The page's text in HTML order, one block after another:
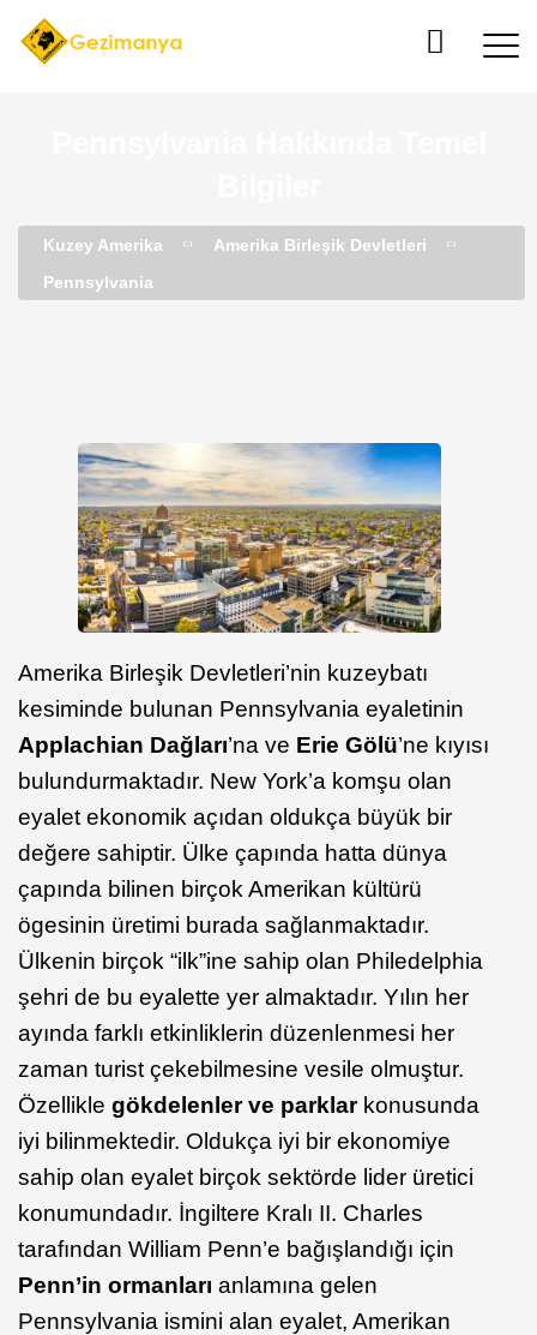
Kuzey Amerika
Amerika Birleşik Devletleri
Pennsylvania
Amerika Birleşik Devletleri’nin kuzeybatı
kesiminde bulunan Pennsylvania eyaletinin
Applachian Dağları’na ve Erie Gölü’ne kıyısı
bulundurmaktadır. New York’a komşu olan
eyalet ekonomik açıdan oldukça büyük bir
değere sahiptir. Ülke çapında hatta dünya
çapında bilinen birçok Amerikan kültürü
ögesinin üretimi burada sağlanmaktadır.
Ülkenin birçok “ilk”ine sahip olan Philedelphia
şehri de bu eyalette yer almaktadır. Yılın her
ayında farklı etkinliklerin düzenlenmesi her
zaman turist çekebilmesine vesile olmuştur.
Özellikle gökdelenler ve parklarkonusunda
iyi bilinmektedir. Oldukça iyi bir ekonomiye
sahip olan eyalet birçok sektörde lider üretici
konumundadır. İngiltere Kralı II. Charles
tarafından William Penn’e bağışlandığı için
Penn’in ormanları anlamına gelen
Pennsylvania ismini alan eyalet, Amerikan